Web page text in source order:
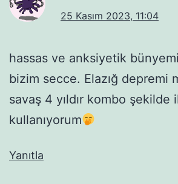
25 Kasım 2023, 11:04
hassas ve anksiyetik
bizim secce. Elazığ depremi
savaş 4 yıldır kombo şekilde
kullanıyorum
Yanıtla